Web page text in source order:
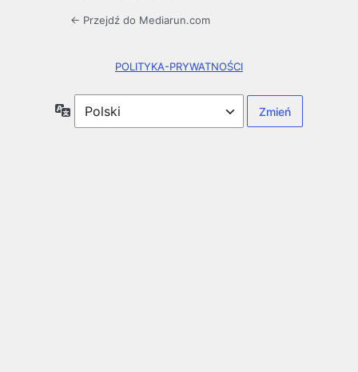
← Przejdź do Mediarun.com
POLITYKA-PRYWATNOŚCI
Język